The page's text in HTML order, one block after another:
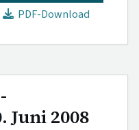
PDF-Download
Juni 2008